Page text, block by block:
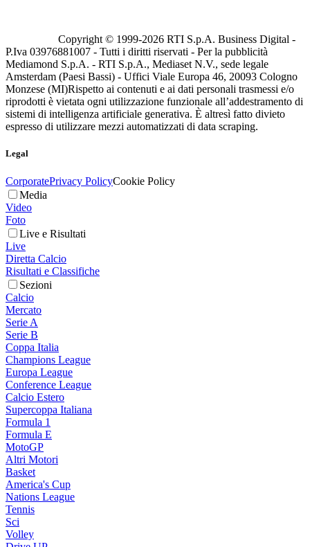
Copyright © 1999-2026 RTI S.p.A. Business Digital -
P.Iva 03976881007 - Tutti i diritti riservati - Per la pubblicità
Mediamond S.p.A. - RTI S.p.A., Mediaset N.V., sede legale
Amsterdam (Paesi Bassi) - Uffici Viale Europa 46, 20093 Cologno
Monzese (MI)Rispetto ai contenuti e ai dati personali trasmessi e/o
riprodotti è vietata ogni utilizzazione funzionale all’addestramento di
sistemi di intelligenza artificiale generativa. È altresì fatto divieto
espresso di utilizzare mezzi automatizzati di data scraping.
Legal
CorporatePrivacy PolicyCookie Policy
Media
Video
Foto
Live e Risultati
Live
Diretta Calcio
Risultati e Classifiche
Sezioni
Calcio
Mercato
Serie A
Serie B
Coppa Italia
Champions League
Europa League
Conference League
Calcio Estero
Supercoppa Italiana
Formula 1
Formula E
MotoGP
Altri Motori
Basket
America's Cup
Nations League
Tennis
Sci
Volley